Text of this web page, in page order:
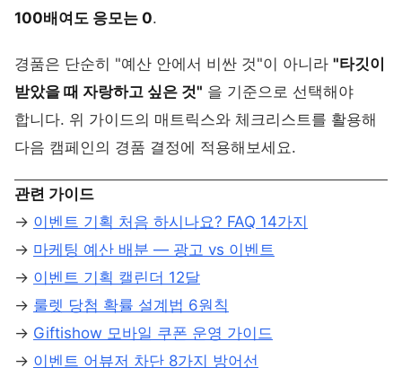
100배여도 응모는 0.
경품은 단순히 "예산 안에서 비싼 것"이 아니라 "타깃이
받았을 때 자랑하고 싶은 것" 을 기준으로 선택해야
합니다. 위 가이드의 매트릭스와 체크리스트를 활용해
다음 캠페인의 경품 결정에 적용해보세요.
관련 가이드
→ 이벤트 기획 처음 하시나요? FAQ 14가지
→ 마케팅 예산 배분 — 광고 vs 이벤트
→ 이벤트 기획 캘린더 12달
→ 룰렛 당첨 확률 설계법 6원칙
→ Giftishow 모바일 쿠폰 운영 가이드
→ 이벤트 어뷰저 차단 8가지 방어선